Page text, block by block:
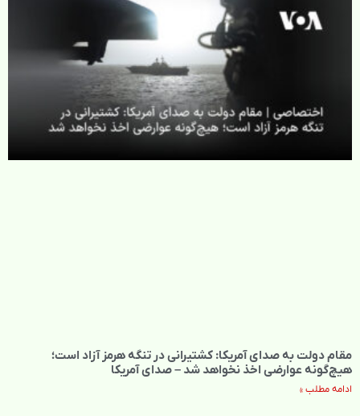
مقام دولت به صدای آمریکا: کشتیرانی در تنگه هرمز آزاد است؛
هیچ‌گونه عوارضی اخذ نخواهد شد – صدای آمریکا
ادامه مطلب »